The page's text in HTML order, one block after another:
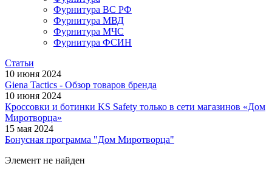
Фурнитура ВС РФ
Фурнитура МВД
Фурнитура МЧС
Фурнитура ФСИН
Статьи
10 июня 2024
Giena Tactics - Обзор товаров бренда
10 июня 2024
Кроссовки и ботинки KS Safety только в сети магазинов «Дом
Миротворца»
15 мая 2024
Бонусная программа "Дом Миротворца"
Элемент не найден